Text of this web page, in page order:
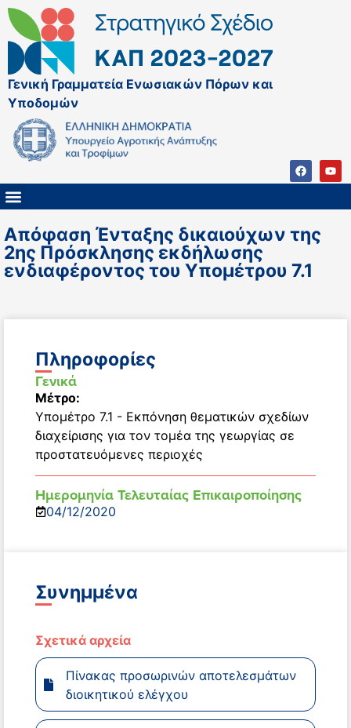
Γενική Γραμματεία Ενωσιακών Πόρων και
Υποδομών
Απόφαση Ένταξης δικαιούχων της
2ης Πρόσκλησης εκδήλωσης
ενδιαφέροντος του Υπομέτρου 7.1
Πληροφορίες
Γενικά
Μέτρο:
Υπομέτρο 7.1 - Εκπόνηση θεματικών σχεδίων
διαχείρισης για τον τομέα της γεωργίας σε
προστατευόμενες περιοχές
Ημερομηνία Τελευταίας Επικαιροποίησης
04/12/2020
Συνημμένα
Σχετικά αρχεία
Πίνακας προσωρινών αποτελεσμάτων
διοικητικού ελέγχου